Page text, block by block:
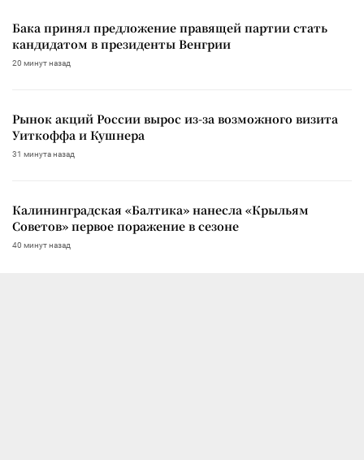
Бака принял предложение правящей партии стать
кандидатом в президенты Венгрии
20 минут назад
Рынок акций России вырос из-за возможного визита
Уиткоффа и Кушнера
31 минута назад
Калининградская «Балтика» нанесла «Крыльям
Советов» первое поражение в сезоне
40 минут назад